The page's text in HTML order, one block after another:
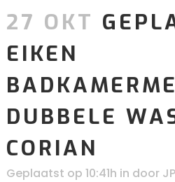
27 OKT
EIKEN
DUBBELE
CORIAN
Geplaatst op 10:41h in door